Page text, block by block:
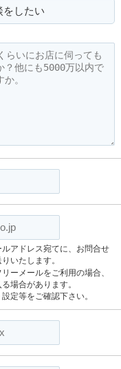
をしたい
アドレス宛てに、お問合せ
いたします。
ーメールをご利用の場合、
場合があります。
定等をご確認下さい。